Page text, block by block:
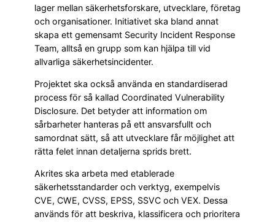
lager mellan säkerhetsforskare, utvecklare, företag
och organisationer. Initiativet ska bland annat
skapa ett gemensamt Security Incident Response
Team, alltså en grupp som kan hjälpa till vid
allvarliga säkerhetsincidenter.
Projektet ska också använda en standardiserad
process för så kallad Coordinated Vulnerability
Disclosure. Det betyder att information om
sårbarheter hanteras på ett ansvarsfullt och
samordnat sätt, så att utvecklare får möjlighet att
rätta felet innan detaljerna sprids brett.
Akrites ska arbeta med etablerade
säkerhetsstandarder och verktyg, exempelvis
CVE, CWE, CVSS, EPSS, SSVC och VEX. Dessa
används för att beskriva, klassificera och prioritera